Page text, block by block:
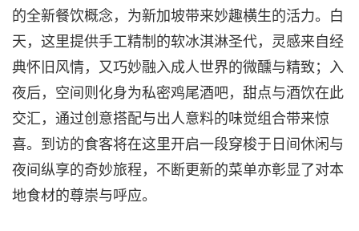
的全新餐饮概念，为新加坡带来妙趣横生的活力。白
天，这里提供手工精制的软冰淇淋圣代，灵感来自经
典怀旧风情，又巧妙融入成人世界的微醺与精致；入
夜后，空间则化身为私密鸡尾酒吧，甜点与酒饮在此
交汇，通过创意搭配与出人意料的味觉组合带来惊
喜。到访的食客将在这里开启一段穿梭于日间休闲与
夜间纵享的奇妙旅程，不断更新的菜单亦彰显了对本
地食材的尊崇与呼应。